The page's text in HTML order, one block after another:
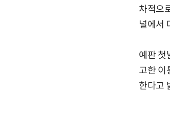
차적으
널에서
예판 첫
고한 이
한다고